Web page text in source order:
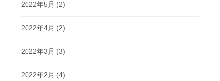
2022年5月 (2)
2022年4月 (2)
2022年3月 (3)
2022年2月 (4)